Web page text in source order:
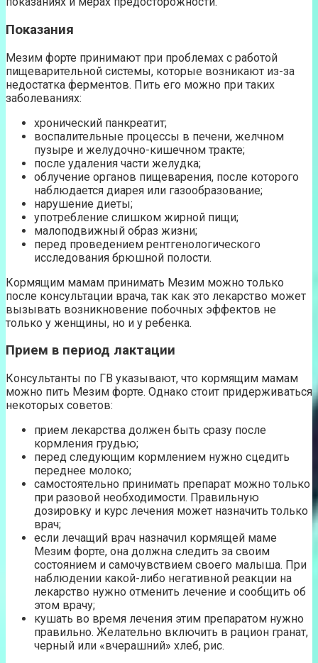
Показания
Мезим форте принимают при проблемах с работой
пищеварительной системы, которые возникают из-за
недостатка ферментов. Пить его можно при таких
заболеваниях:
хронический панкреатит;
воспалительные процессы в печени, желчном
пузыре и желудочно-кишечном тракте;
после удаления части желудка;
облучение органов пищеварения, после которого
наблюдается диарея или газообразование;
нарушение диеты;
употребление слишком жирной пищи;
малоподвижный образ жизни;
перед проведением рентгенологического
исследования брюшной полости.
Кормящим мамам принимать Мезим можно только
после консультации врача, так как это лекарство может
вызывать возникновение побочных эффектов не
только у женщины, но и у ребенка.
Прием в период лактации
Консультанты по ГВ указывают, что кормящим мамам
можно пить Мезим форте. Однако стоит придерживаться
некоторых советов:
прием лекарства должен быть сразу после
кормления грудью;
перед следующим кормлением нужно сцедить
переднее молоко;
самостоятельно принимать препарат можно только
при разовой необходимости. Правильную
дозировку и курс лечения может назначить только
врач;
если лечащий врач назначил кормящей маме
Мезим форте, она должна следить за своим
состоянием и самочувствием своего малыша. При
наблюдении какой-либо негативной реакции на
лекарство нужно отменить лечение и сообщить об
этом врачу;
кушать во время лечения этим препаратом нужно
правильно. Желательно включить в рацион гранат,
черный или «вчерашний» хлеб, рис.